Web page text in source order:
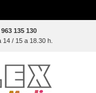
135 130
/ 15 a 18.30 h.